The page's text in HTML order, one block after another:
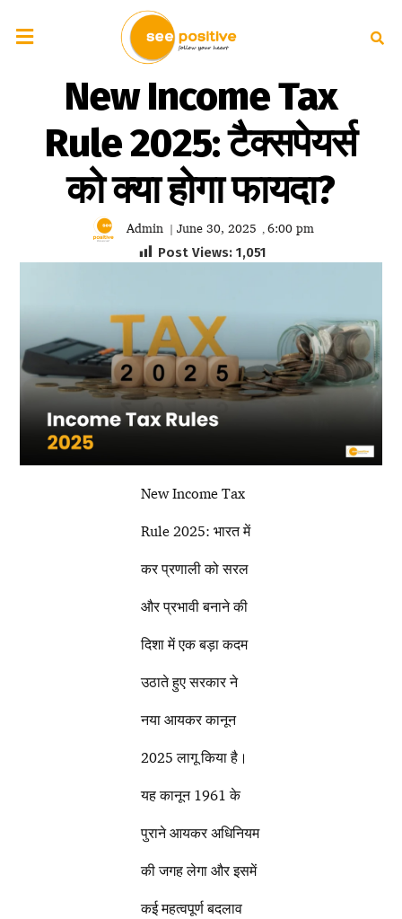
New Income Tax
Rule 2025: टैक्सपेयर्स
को क्या होगा फायदा?
Admin | June 30, 2025 , 6:00 pm
Post Views: 1,051
New Income Tax
Rule 2025: भारत में
कर प्रणाली को सरल
और प्रभावी बनाने की
दिशा में एक बड़ा कदम
उठाते हुए सरकार ने
नया आयकर कानून
2025 लागू किया है।
यह कानून 1961 के
पुराने आयकर अधिनियम
की जगह लेगा और इसमें
कई महत्वपूर्ण बदलाव